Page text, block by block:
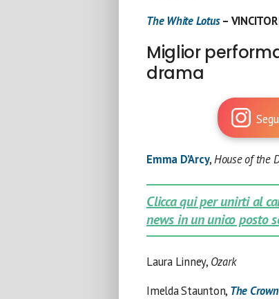
The White Lotus–
Miglior
drama
Emma D’Arcy,House of the
Clicca qui per unirti al
news in un unico posto
Laura Linney, Ozark
Imelda Staunton, The Crown